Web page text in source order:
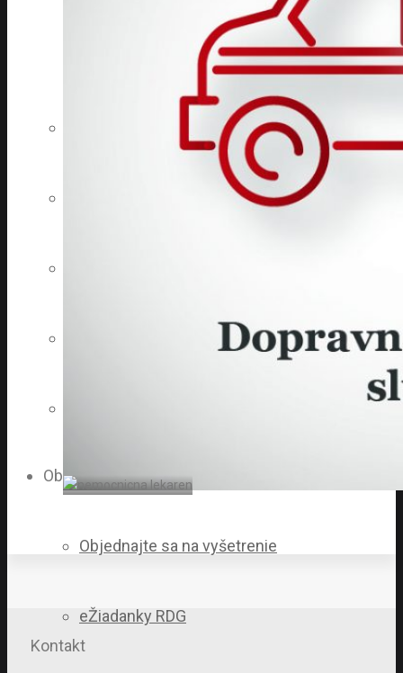
Objednajte sa na vyšetrenie
Objednávky
Objednajte sa na vyšetrenie
eŽiadanky RDG
Kontakt